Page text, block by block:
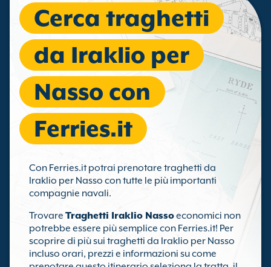
Cerca traghetti
da Iraklio per
Nasso con
Ferries.it
Con Ferries.it potrai prenotare traghetti da
Iraklio per Nasso con tutte le più importanti
compagnie navali.
Trovare Traghetti Iraklio Nassoeconomici non
potrebbe essere più semplice con Ferries.it! Per
scoprire di più sui traghetti da Iraklio per Nasso
incluso orari, prezzi e informazioni su come